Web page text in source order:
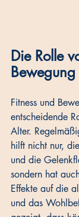
Die Rolle
Fitness und
entscheidende
Alter.
hilft nicht nur,
und die
sondern hat
Effekte auf die
und das